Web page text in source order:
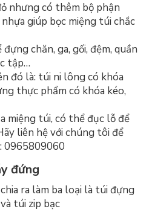
nhưng có thêm bộ phận
giúp bọc miệng túi chắc
chăn, ga, gối, đệm, quần
tập…
đó là: túi ni lông có khóa
thực phẩm có khóa kéo,
miệng túi, có thể đục lỗ để
liên hệ với chúng tôi để
0965809060
đứng
ra làm ba loại là túi đựng
túi zip bạc